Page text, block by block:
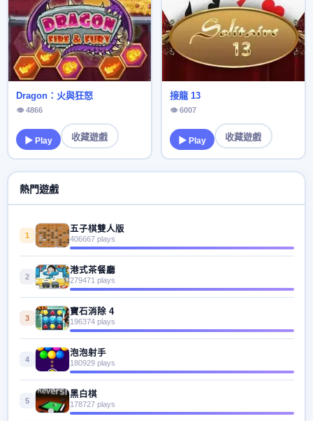
Dragon：火與狂怒
👁 4866
▶ Play 收藏遊戲
接龍 13
👁 6007
▶ Play 收藏遊戲
熱門遊戲
1
五子棋雙人版
406667 plays
2
港式茶餐廳
279471 plays
3
寶石消除 4
196374 plays
4
泡泡射手
180929 plays
5
黑白棋
178727 plays